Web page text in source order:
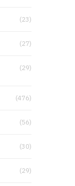
(23)
(27)
(29)
(476)
(56)
(30)
(29)